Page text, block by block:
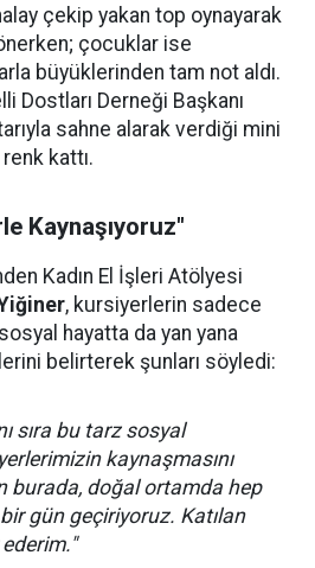
çekip yakan top oynayarak
çocuklar ise
büyüklerinden tam not aldı.
Dostları Derneği Başkanı
sahne alarak verdiği mini
kattı.
Kaynaşıyoruz"
Kadın El İşleri Atölyesi
, kursiyerlerin sadece
hayatta da yan yana
belirterek şunları söyledi:
sıra bu tarz sosyal
kaynaşmasını
burada, doğal ortamda hep
gün geçiriyoruz. Katılan